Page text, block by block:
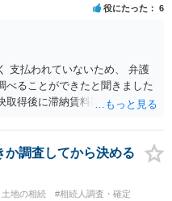
役にたった 6
支払われていないため、 弁護
べることができたと聞きました
得後に滞納賃料回収のため
りません。 残念ながら、事案
異なります。
か調査してから決める
地の相続
#相続人調査・確定